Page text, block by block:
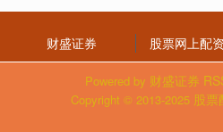
财盛证券 股票网上配
Powered by 财盛证券
Copyright © 2013-2025 股票